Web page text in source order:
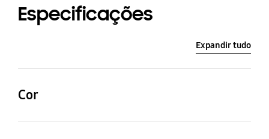
Especificações
Expandir tudo
Cor
Transparente